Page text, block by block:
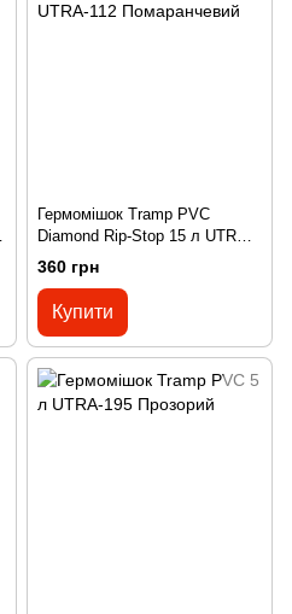
Гермомішок Tramp PVC
Diamond Rip-Stop 15 л UTRA-
112 Помаранчевий
360 грн
Купити